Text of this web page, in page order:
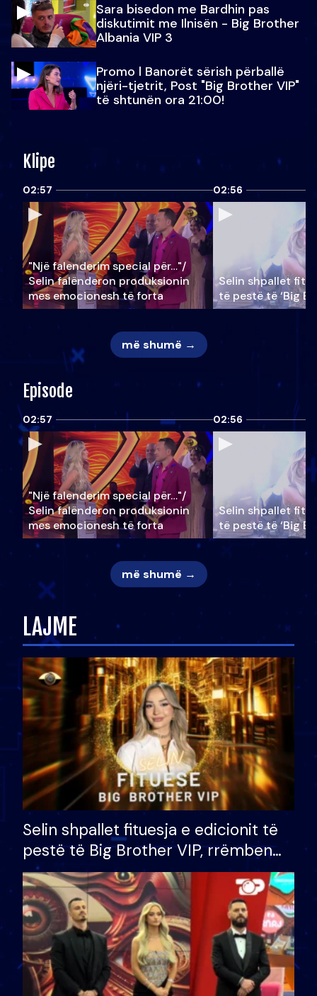
Sara bisedon me Bardhin pas
diskutimit me Ilnisën - Big Brother
Albania VIP 3
Promo l Banorët sërish përballë
njëri-tjetrit, Post "Big Brother VIP"
të shtunën ora 21:00!
Klipe
02:57
"Një falenderim special për…"/
Selin falënderon produksionin
mes emocionesh të forta
02:56
Selin shpallet
të pestë të ‘Big
më shumë →
Episode
02:57
"Një falenderim special për…"/
Selin falënderon produksionin
mes emocionesh të forta
02:56
Selin shpallet
të pestë të ‘Big
më shumë →
LAJME
Selin shpallet fituesja e edicionit të
pestë të Big Brother VIP, rrëmben
çmimin e madh prej 100 mijë eurosh